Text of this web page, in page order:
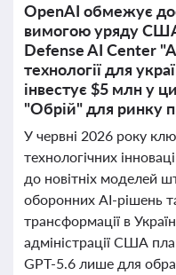
OpenAI обмежує
вимогою уряду США
Defense AI Center
технології для
інвестує $5 млн у
"Обрій" для ринку
У червні 2026 року
технологічних
до новітніх моделей
оборонних AI-рішень
трансформації в
адміністрації США
GPT-5.6 лише для